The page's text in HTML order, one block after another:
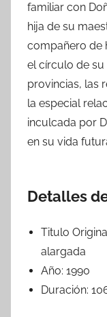
familiar con
hija de su
compañero de
el círculo de su
provincias, las
la especial
inculcada por
en su vida
Detalles
Titulo
alargada
Año: 1990
Duración: